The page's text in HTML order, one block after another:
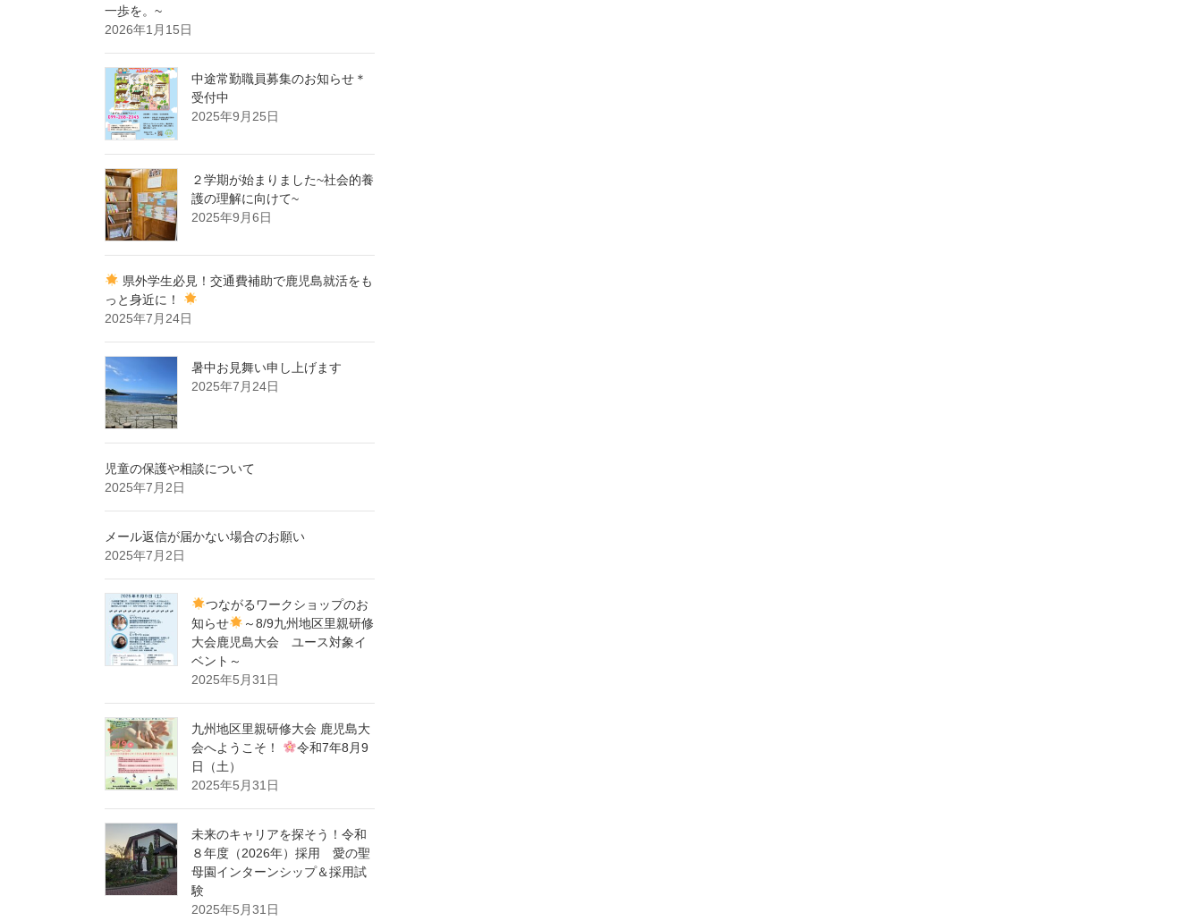
一歩を。~
2026年1月15日
中途常勤職員募集のお知らせ＊
受付中
2025年9月25日
２学期が始まりました~社会的養
護の理解に向けて~
2025年9月6日
県外学生必見！交通費補助で鹿児島就活をも
っと身近に！
2025年7月24日
暑中お見舞い申し上げます
2025年7月24日
児童の保護や相談について
2025年7月2日
メール返信が届かない場合のお願い
2025年7月2日
つながるワークショップのお
知らせ
～8/9九州地区里親研修
大会鹿児島大会 ユース対象イ
ベント～
2025年5月31日
九州地区里親研修大会 鹿児島大
会へようこそ！
令和7年8月9
日（土）
2025年5月31日
未来のキャリアを探そう！令和
８年度（2026年）採用 愛の聖
母園インターンシップ＆採用試
験
2025年5月31日